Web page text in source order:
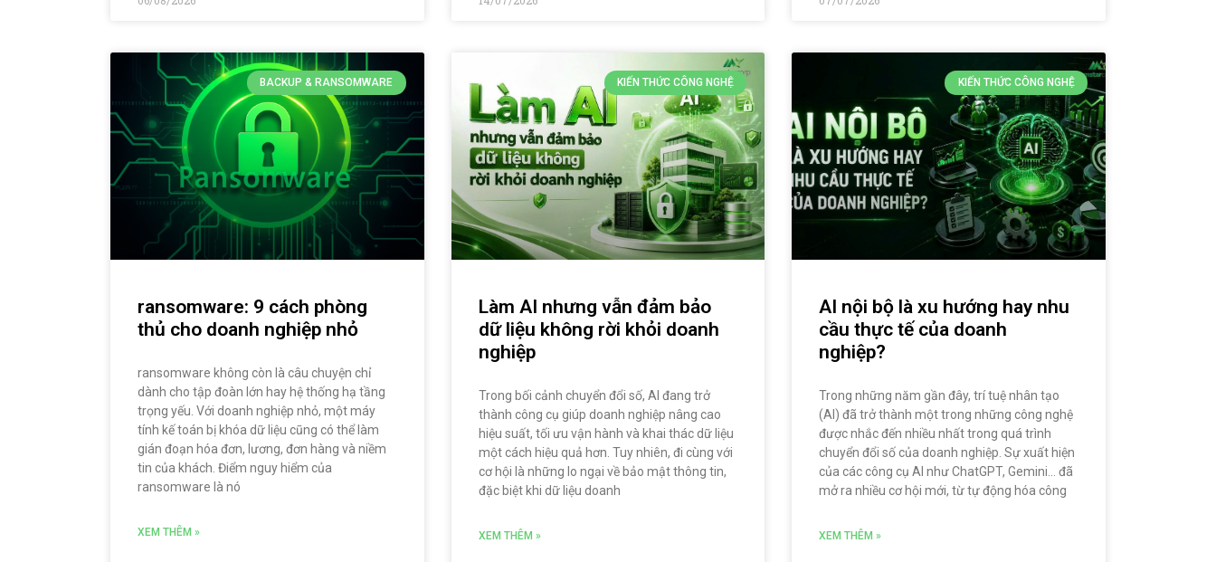
BACKUP & RANSOMWARE
ransomware: 9 cách phòng
thủ cho doanh nghiệp nhỏ
ransomware không còn là câu chuyện chỉ
dành cho tập đoàn lớn hay hệ thống hạ tầng
trọng yếu. Với doanh nghiệp nhỏ, một máy
tính kế toán bị khóa dữ liệu cũng có thể làm
gián đoạn hóa đơn, lương, đơn hàng và niềm
tin của khách. Điểm nguy hiểm của
ransomware là nó
XEM THÊM »
KIẾN THỨC CÔNG NGHỆ
Làm AI nhưng vẫn đảm bảo
dữ liệu không rời khỏi doanh
nghiệp
Trong bối cảnh chuyển đổi số, AI đang trở
thành công cụ giúp doanh nghiệp nâng cao
hiệu suất, tối ưu vận hành và khai thác dữ liệu
một cách hiệu quả hơn. Tuy nhiên, đi cùng với
cơ hội là những lo ngại về bảo mật thông tin,
đặc biệt khi dữ liệu doanh
XEM THÊM »
KIẾN THỨC CÔNG NGHỆ
AI nội bộ là xu hướng hay nhu
cầu thực tế của doanh
nghiệp?
Trong những năm gần đây, trí tuệ nhân tạo
(AI) đã trở thành một trong những công nghệ
được nhắc đến nhiều nhất trong quá trình
chuyển đổi số của doanh nghiệp. Sự xuất hiện
của các công cụ AI như ChatGPT, Gemini… đã
mở ra nhiều cơ hội mới, từ tự động hóa công
XEM THÊM »